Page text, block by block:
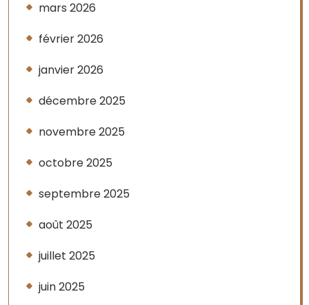
mars 2026
février 2026
janvier 2026
décembre 2025
novembre 2025
octobre 2025
septembre 2025
août 2025
juillet 2025
juin 2025